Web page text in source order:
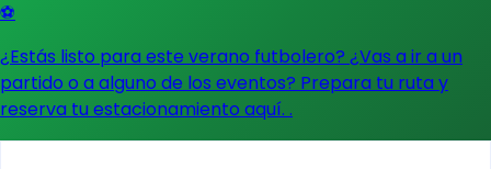
⚽
¿Estás listo para este verano futbolero? ¿Vas a ir a un
partido o a alguno de los eventos? Prepara tu ruta y
reserva tu estacionamiento aquí. .